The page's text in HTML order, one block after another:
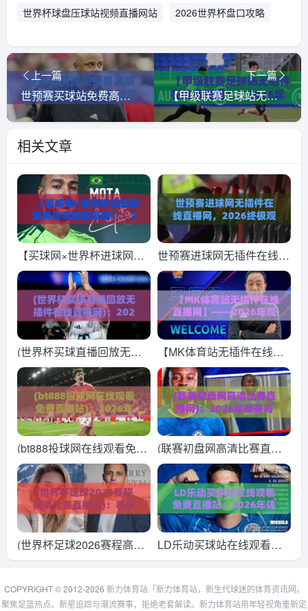
世界杯球盘压球站视频直播网站 2026世界杯盘口攻略
上一篇
世预赛买球站免费高清观看直播：2026年球迷如何找到靠谱平台？
下一篇
【甲级联赛足球站无插件在线直播网】：2026年球迷必看的五大优势与实测体验
相关文章
【买球网×世界杯进球网免
费高清观看直播】：2026
世界杯观赛新姿势，这些细
节你注意到了吗？
世预赛进球网无插件在线直
播网，2026终极观赛指
南！(世预赛进球网无插件
在线直播网)
(世界杯买球直播回放无插
件在线直播网)：2026年观
赛指南，球迷必看的宝藏平
台
【MK体育站无插件在线直
播网】——2026年观赛新
体验，告别卡顿的终极指南
(bt888投球网在线观看免费
直播站)：2026年球迷必藏
的免费直播观赛指南
(联赛初盘网高清比赛直播
网)：2026年观赛与投注指
南，球迷必备的实战攻略
(世界杯足球2026赛程高清
比赛直播网)：看球不迷
路，这份观赛指南请收好！
LD乐动买球站在线观看免
费直播站：2026年体育迷
的观赛新选择
COPYRIGHT © 2012-2026 新力体育站「新力体育站，新生代球迷的体育资讯网。
聚焦足篮热点、新星追踪与潮流赛事，拒绝老套解读。新力体育站用年轻视角重新定